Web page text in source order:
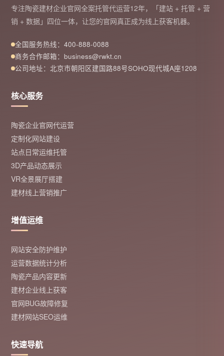
专注陶瓷建材企业官网全案托管代运营12年，「建站 + 托管 + 营
销 + 数据」四位一体，让您的官网真正成为线上获客机器。
全国服务热线：400-888-0088
商务合作邮箱：business@rwkt.cn
公司地址：北京市朝阳区建国路88号SOHO现代城A座1208
核心服务
陶瓷企业官网代运营
定制化网站建设
站点日常运维托管
3D产品动态展示
VR全景展厅搭建
建材线上营销推广
增值运维
网站安全防护维护
运营数据统计分析
陶瓷产品内容更新
建材企业线上获客
官网BUG故障修复
建材网站SEO运维
快速导航